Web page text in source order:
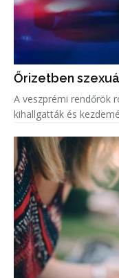
Őrizetben
A veszprémi rendőrök
kihallgatták és